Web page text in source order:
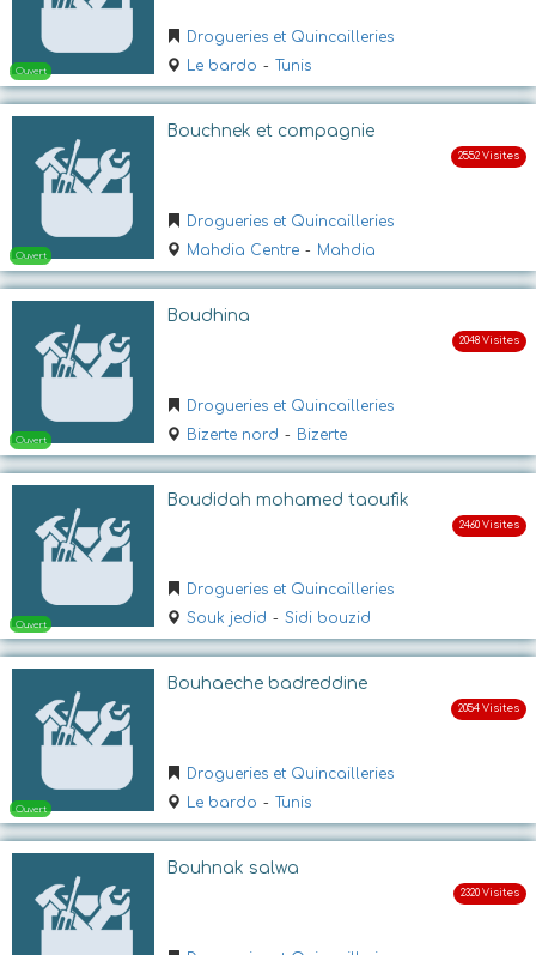
Ouvert
Ouvert
Ouvert
Drogueries et Quincailleries
Le bardo - Tunis
Bouchnek et compagnie
Drogueries et Quincailleries
Mahdia Centre - Mahdia
Boudhina
Drogueries et Quincailleries
Bizerte nord - Bizerte
Boudidah mohamed taoufik
Drogueries et Quincailleries
Souk jedid - Sidi bouzid
Bouhaeche badreddine
Drogueries et Quincailleries
Le bardo - Tunis
Bouhnak salwa